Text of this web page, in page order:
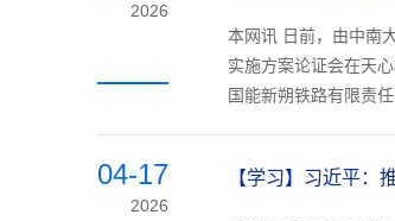
2026
本网讯 日前，由中南
实施方案论证会在天
国能新朔铁路有限责
04-17
2026
【学习】习近平：